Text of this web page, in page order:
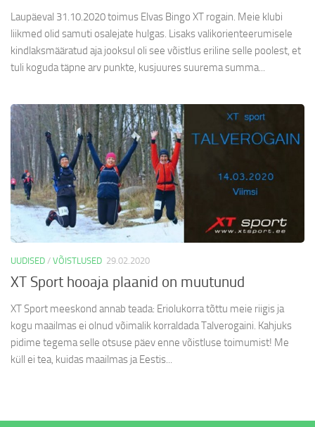
Laupäeval 31.10.2020 toimus Elvas Bingo XT rogain. Meie klubi
liikmed olid samuti osalejate hulgas. Lisaks valikorienteerumisele
kindlaksmääratud aja jooksul oli see võistlus eriline selle poolest, et
tuli koguda täpne arv punkte, kusjuures suurema summa...
UUDISED / VÕISTLUSED 29.02.2020
XT Sport hooaja plaanid on muutunud
XT Sport meeskond annab teada: Eriolukorra tõttu meie riigis ja
kogu maailmas ei olnud võimalik korraldada Talverogaini. Kahjuks
pidime tegema selle otsuse päev enne võistluse toimumist! Me
küll ei tea, kuidas maailmas ja Eestis...